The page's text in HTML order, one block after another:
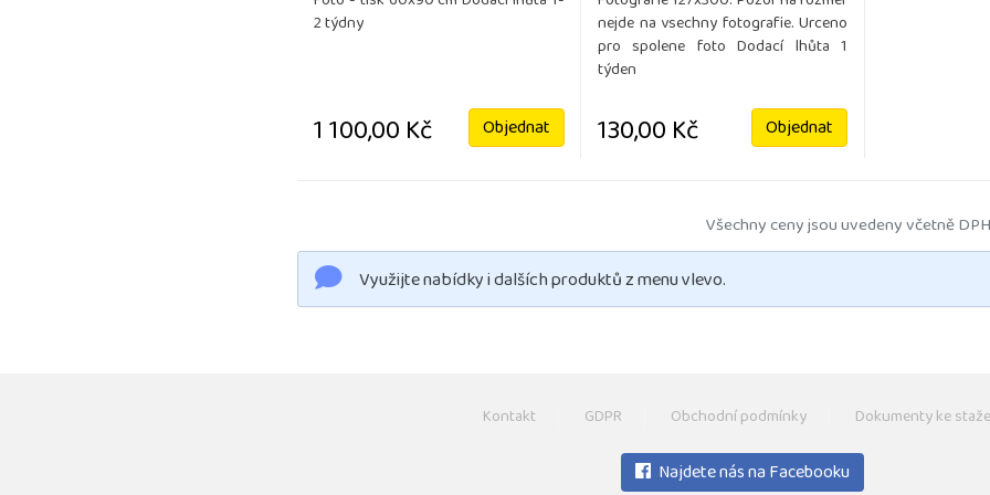
2 týdny
1 100,00 Kč Objednat
nejde na vsechny fotografie. Urceno
pro spolene foto Dodací lhůta 1
týden
130,00 Kč Objednat
Všechny ceny jsou uvedeny včetně
Využijte nabídky i dalších produktů z menu vlevo.
Kontakt GDPR Obchodní podmínky Dokumenty ke
Najdete nás na Facebooku